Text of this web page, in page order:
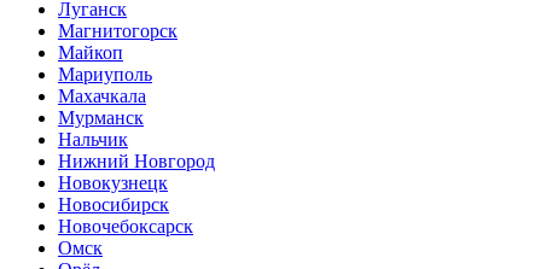
Луганск
Магнитогорск
Майкоп
Мариуполь
Махачкала
Мурманск
Нальчик
Нижний Новгород
Новокузнецк
Новосибирск
Новочебоксарск
Омск